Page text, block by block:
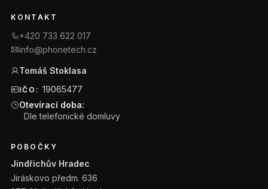
KONTAKT
+420 733 622 017
info@phonetech.cz
Tomáš Stoklasa
IČO: 19065477
Otevírací doba:
Dle telefonické domluvy
POBOČKY
Jindřichův Hradec
Jiráskovo předm. 636